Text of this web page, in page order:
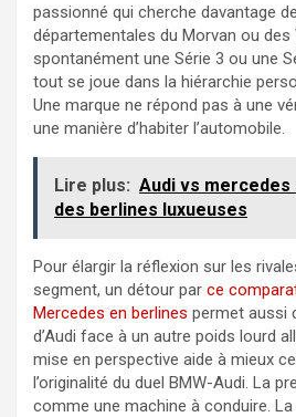
passionné qui cherche davantage
départementales du Morvan ou
spontanément une Série 3 ou une
tout se joue dans la hiérarchie
Une marque ne répond pas à une
une manière d’habiter l’automobile.
Lire plus: Audi vs mercedes
des berlines luxueuses
Pour élargir la réflexion sur les
segment, un détour par ce
Mercedes en berlines permet aussi
d’Audi face à un autre poids lourd
mise en perspective aide à mieux
l’originalité du duel BMW-Audi. La
comme une machine à conduire.